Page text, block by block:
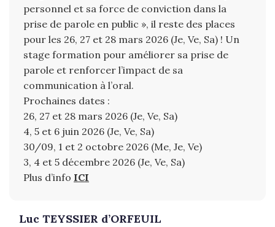
personnel et sa force de conviction dans la
prise de parole en public », il reste des places
pour les 26, 27 et 28 mars 2026 (Je, Ve, Sa) ! Un
stage formation pour améliorer sa prise de
parole et renforcer l’impact de sa
communication à l’oral.
Prochaines dates :
26, 27 et 28 mars 2026 (Je, Ve, Sa)
4, 5 et 6 juin 2026 (Je, Ve, Sa)
30/09, 1 et 2 octobre 2026 (Me, Je, Ve)
3, 4 et 5 décembre 2026 (Je, Ve, Sa)
Plus d’info ICI
Luc TEYSSIER d’ORFEUIL